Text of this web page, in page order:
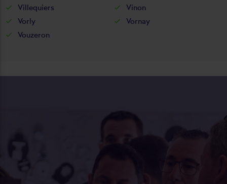
Villequiers
Vinon
Vorly
Vornay
Vouzeron